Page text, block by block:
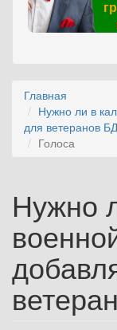
Главная
Нужно ли в
для ветеранов
Голоса
Нужно